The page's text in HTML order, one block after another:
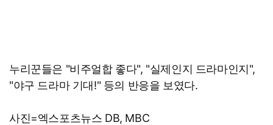
누리꾼들은 "비주얼합 좋다", "실제인지 드라마인지",
"야구 드라마 기대!" 등의 반응을 보였다.
사진=엑스포츠뉴스 DB, MBC